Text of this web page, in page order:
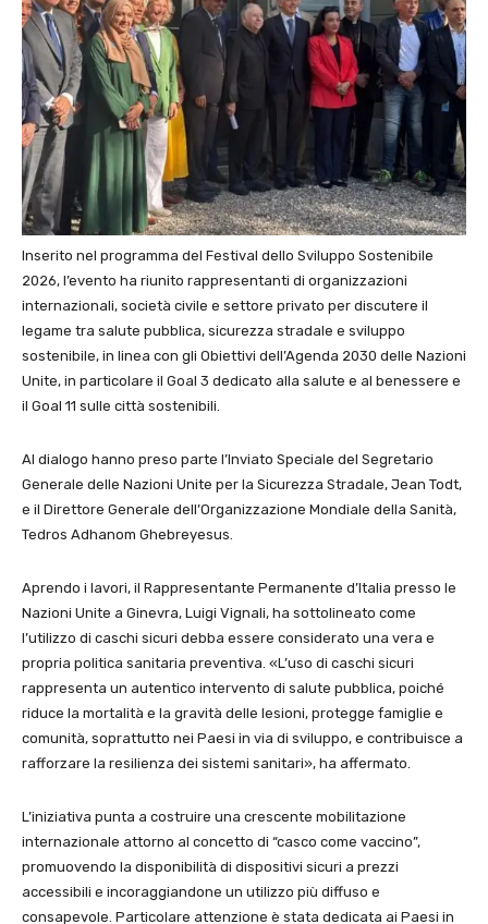
Inserito nel programma del Festival dello Sviluppo Sostenibile
2026, l’evento ha riunito rappresentanti di organizzazioni
internazionali, società civile e settore privato per discutere il
legame tra salute pubblica, sicurezza stradale e sviluppo
sostenibile, in linea con gli Obiettivi dell’Agenda 2030 delle Nazioni
Unite, in particolare il Goal 3 dedicato alla salute e al benessere e
il Goal 11 sulle città sostenibili.
Al dialogo hanno preso parte l’Inviato Speciale del Segretario
Generale delle Nazioni Unite per la Sicurezza Stradale, Jean Todt,
e il Direttore Generale dell’Organizzazione Mondiale della Sanità,
Tedros Adhanom Ghebreyesus.
Aprendo i lavori, il Rappresentante Permanente d’Italia presso le
Nazioni Unite a Ginevra, Luigi Vignali, ha sottolineato come
l’utilizzo di caschi sicuri debba essere considerato una vera e
propria politica sanitaria preventiva. «L’uso di caschi sicuri
rappresenta un autentico intervento di salute pubblica, poiché
riduce la mortalità e la gravità delle lesioni, protegge famiglie e
comunità, soprattutto nei Paesi in via di sviluppo, e contribuisce a
rafforzare la resilienza dei sistemi sanitari», ha affermato.
L’iniziativa punta a costruire una crescente mobilitazione
internazionale attorno al concetto di “casco come vaccino”,
promuovendo la disponibilità di dispositivi sicuri a prezzi
accessibili e incoraggiandone un utilizzo più diffuso e
consapevole. Particolare attenzione è stata dedicata ai Paesi in